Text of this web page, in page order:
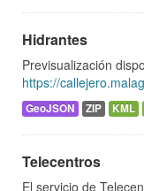
Hidrantes
Previsualización
https://
GeoJSON ZIP KML
Telecentros
El servicio de